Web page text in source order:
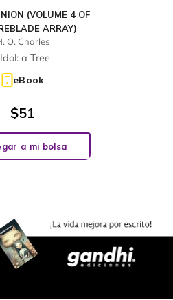
(VOLUME 4 OF
ARRAY)
O. Charles
a Tree
eBook
$51
a mi bolsa